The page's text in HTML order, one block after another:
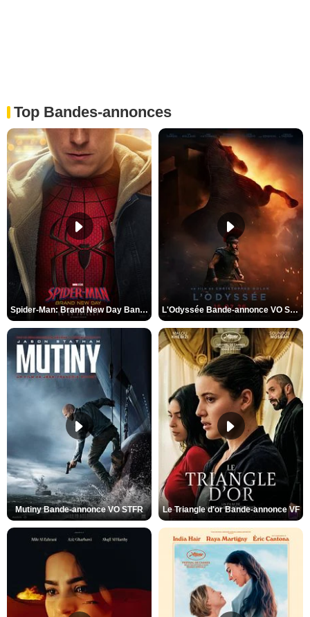
Top Bandes-annonces
Spider-Man: Brand New Day Bande-annonce VO STFR L'Odyssée Bande-annonce VO STFR
Mutiny Bande-annonce VO STFR Le Triangle d'or Bande-annonce VF